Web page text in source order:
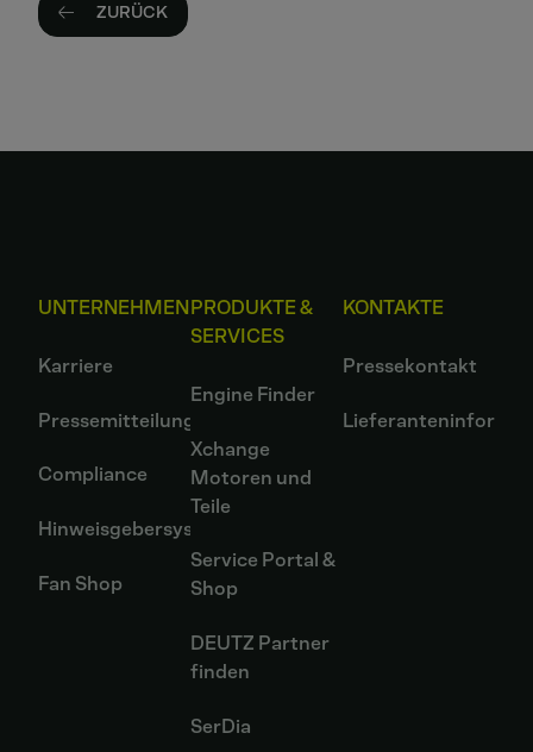
ZURÜCK
UNTERNEHMEN
Karriere
Pressemitteilungen
Compliance
Hinweisgebersystem
Fan Shop
PRODUKTE &
SERVICES
Engine Finder
Xchange
Motoren und
Teile
Service Portal &
Shop
DEUTZ Partner
finden
SerDia
KONTAKTE
Pressekontakt